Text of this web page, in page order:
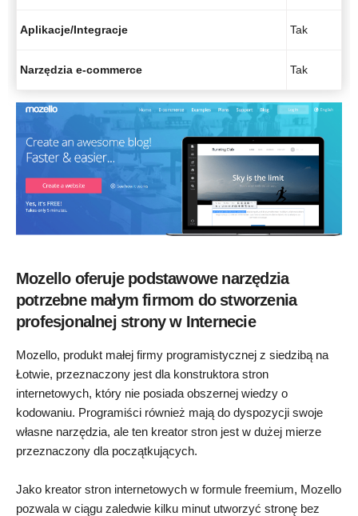
Aplikacje/Integracje Tak
Narzędzia e-commerce Tak
Mozello oferuje podstawowe narzędzia
potrzebne małym firmom do stworzenia
profesjonalnej strony w Internecie
Mozello, produkt małej firmy programistycznej z siedzibą na
Łotwie, przeznaczony jest dla konstruktora stron
internetowych, który nie posiada obszernej wiedzy o
kodowaniu. Programiści również mają do dyspozycji swoje
własne narzędzia, ale ten kreator stron jest w dużej mierze
przeznaczony dla początkujących.
Jako kreator stron internetowych w formule freemium, Mozello
pozwala w ciągu zaledwie kilku minut utworzyć stronę bez